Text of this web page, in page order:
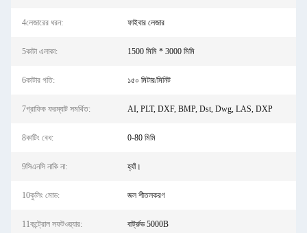
4লেজারের ধরন: ফাইবার লেজার
5কাটা এলাকা: 1500 মিমি * 3000 মিমি
6কাটার গতি: ১৫০ মিটার/মিনিট
7গ্রাফিক ফরম্যাট সমর্থিত: AI, PLT, DXF, BMP, Dst, Dwg, LAS, DXP
8কাটিং বেধ: 0-80 মিমি
9সিএনসি নাকি না: হ্যাঁ।
10কুলিং মোড: জল শীতলকরণ
11কন্ট্রোল সফটওয়্যার: বার্ট্রুড 5000B